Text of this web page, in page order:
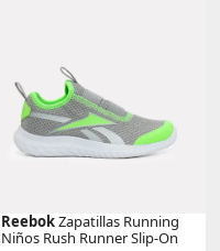
ReebokZapatillas Running
Niños Rush Runner Slip-On